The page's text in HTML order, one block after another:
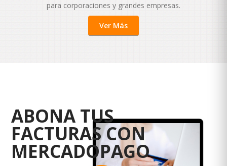
para corporaciones y grandes empresas.
Ver Más
ABONA TUS
FACTURAS CON
MERCADOPAGO